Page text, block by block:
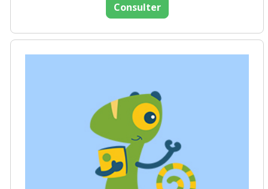
Consulter